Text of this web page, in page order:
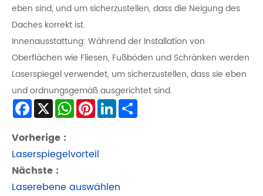
eben sind, und um sicherzustellen, dass die Neigung des
Daches korrekt ist.
Innenausstattung: Während der Installation von
Oberflächen wie Fliesen, Fußböden und Schränken werden
Laserspiegel verwendet, um sicherzustellen, dass sie eben
und ordnungsgemäß ausgerichtet sind.
Facebook
X WhatsApp
Pinterest
LinkedIn
Vorherige :
Laserspiegelvorteil
Nächste :
Laserebene auswählen